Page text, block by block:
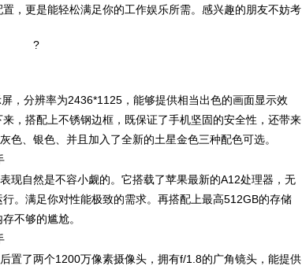
，更是能轻松满足你的工作娱乐所需。感兴趣的朋友不妨考
?
，分辨率为2436*1125，能够提供相当出色的画面显示效
，搭配上不锈钢边框，既保证了手机坚固的安全性，还带来
色、银色、并且加入了全新的土星金色三种配色可选。
现自然是不容小觑的。它搭载了苹果最新的A12处理器，无
。满足你对性能极致的需求。再搭配上最高512GB的存储
不够的尴尬。
置了两个1200万像素摄像头，拥有f/1.8的广角镜头，能提供